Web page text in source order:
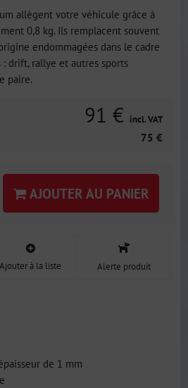
allègent votre véhicule grâce à
0,8 kg. Ils remplacent souvent
endommagées dans le cadre
drift, rallye et autres sports
paire.
91 € incl. VAT
75 €
AJOUTER AU PANIER
Ajouter à la liste Alerte produit
de 1 mm